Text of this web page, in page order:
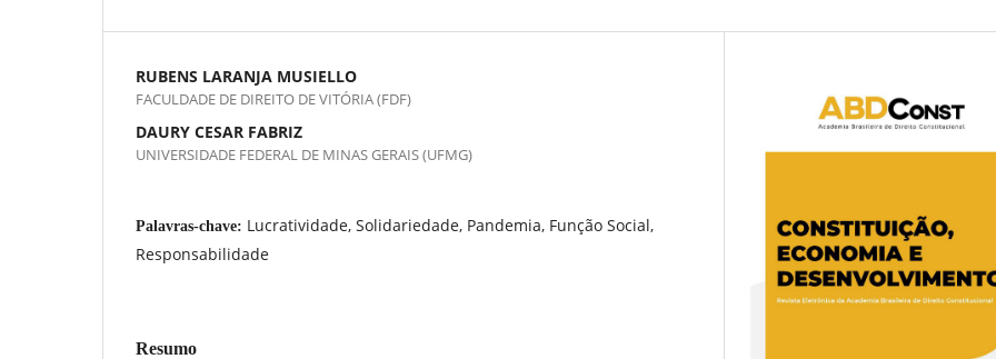
RUBENS LARANJA MUSIELLO
FACULDADE DE DIREITO DE VITÓRIA (FDF)
DAURY CESAR FABRIZ
UNIVERSIDADE FEDERAL DE MINAS GERAIS (UFMG)
Palavras-chave: Lucratividade, Solidariedade, Pandemia, Função Social,
Responsabilidade
Resumo